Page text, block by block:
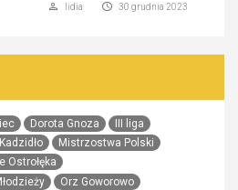
30 grudnia 2023
lidia
Dorota Gnoza III liga
Mistrzostwa Polski
Ostrołęka
Orz Goworowo